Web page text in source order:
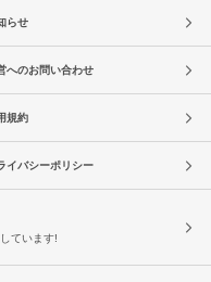
らせ
へのお問い合わせ
規約
イバシーポリシー
ています!